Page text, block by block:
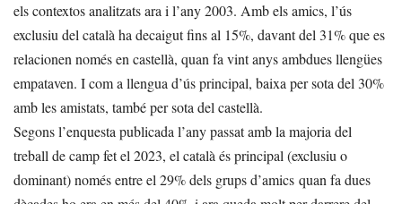
els contextos analitzats ara i l’any 2003. Amb els amics, l’ús
exclusiu del català ha decaigut fins al 15%, davant del 31% que es
relacionen només en castellà, quan fa vint anys ambdues llengües
empataven. I com a llengua d’ús principal, baixa per sota del 30%
amb les amistats, també per sota del castellà.
Segons l’enquesta publicada l’any passat amb la majoria del
treball de camp fet el 2023, el català és principal (exclusiu o
dominant) només entre el 29% dels grups d’amics quan fa dues